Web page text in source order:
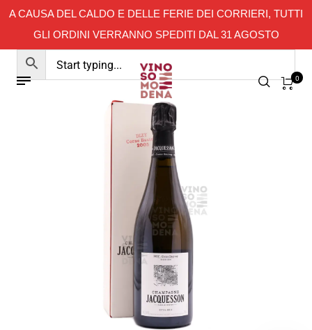
A CAUSA DEL CALDO E DELLE FERIE DEI CORRIERI, TUTTI
GLI ORDINI VERRANNO SPEDITI DAL 31 AGOSTO
0